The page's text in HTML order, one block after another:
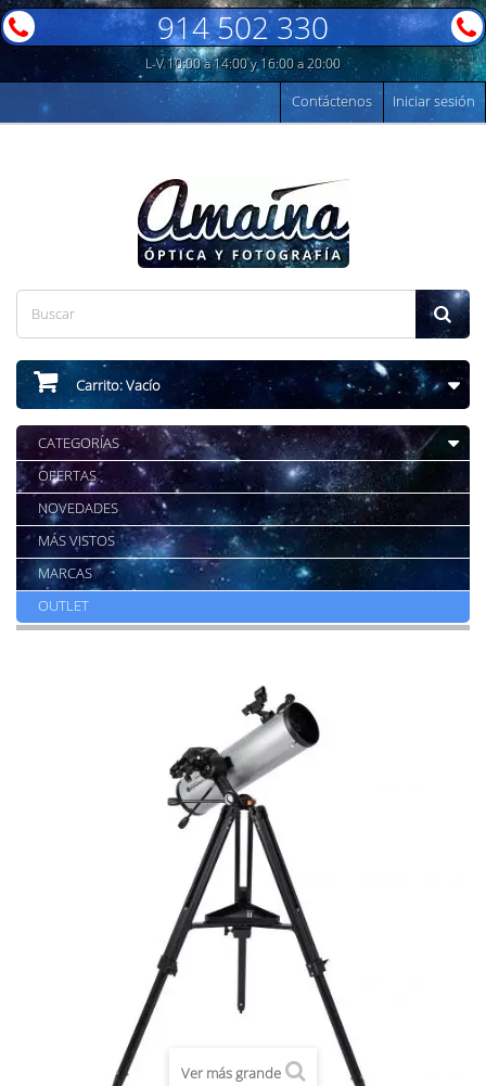
914 502 330
L-V 10:00 a 14:00 y 16:00 a 20:00
Iniciar sesión
Contáctenos
Carrito:Vacío
CATEGORÍAS
OFERTAS
NOVEDADES
MÁS VISTOS
MARCAS
OUTLET
Ver más grande